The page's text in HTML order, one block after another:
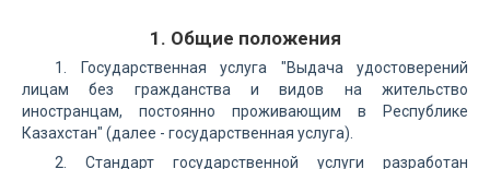
1. Общие положения
1. Государственная услуга "Выдача удостоверений
лицам без гражданства и видов на жительство
иностранцам, постоянно проживающим в Республике
Казахстан" (далее - государственная услуга).
2. Стандарт государственной услуги разработан